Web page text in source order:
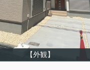
【外観】